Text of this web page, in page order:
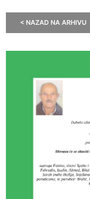
< NAZAD NA ARHIVU